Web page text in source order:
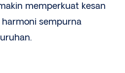
memperkuat kesan
sempurna